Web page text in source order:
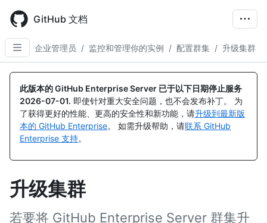
main
content
GitHub 文档
企业管理员 / 监控和管理你的实例 / 配置群集 / 升级集群
此版本的 GitHub Enterprise Server 已于以下日期停止服务
2026-07-01. 即使针对重大安全问题，也不会发布补丁。 为
了获得更好的性能、更高的安全性和新功能，请升级到最新版
本的 GitHub Enterprise。 如需升级帮助，请联系 GitHub
Enterprise 支持。
升级集群
若要将 GitHub Enterprise Server 群集升